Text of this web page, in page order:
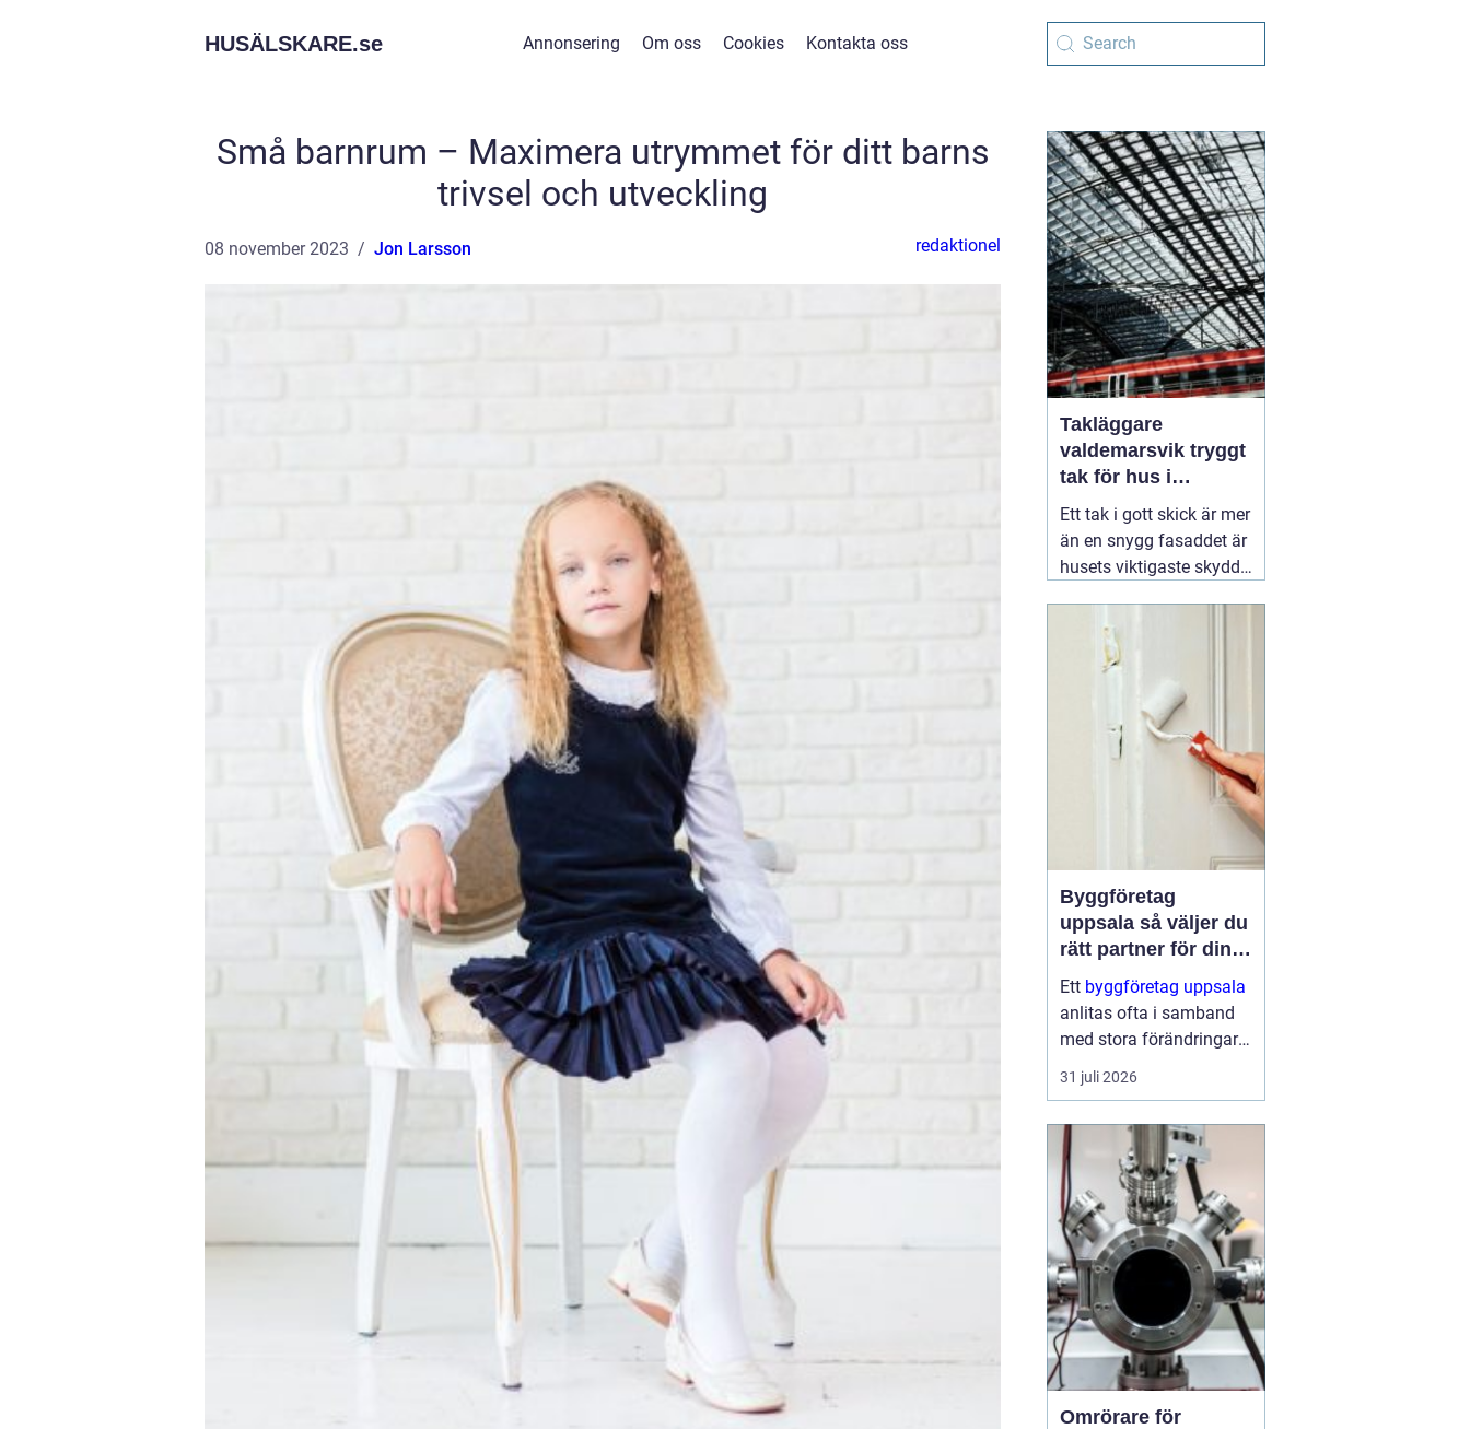
HUSÄLSKARE.se Annonsering Om oss Cookies Kontakta oss
Små barnrum – Maximera utrymmet för ditt barns
trivsel och utveckling
08 november 2023 Jon Larsson redaktionel
Takläggare
valdemarsvik tryggt
tak för hus i
kustklimat
Ett tak i gott skick är mer
än en snygg fasaddet är
husets viktigaste skydd
vädret skiftar snabbt och
havsluften sliter extra på
material, spelar takets
kvalitet en ännu större
roll. En erfaren
02
Byggföretag
uppsala så väljer du
rätt partner för din
renovering
Ett byggföretag uppsala
anlitas ofta i samband
med stora förändringar i
hemmet: köket ska
byggas om, badrummet
funktionellt eller huset
behöver fräschas upp
både ute och inne.
Samtidigt kan...
31 juli 2026
Omrörare för